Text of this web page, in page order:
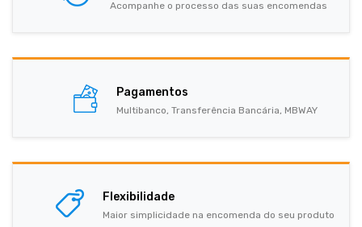
Acompanhe o processo das suas encomendas
Pagamentos
Multibanco, Transferência Bancária, MBWAY
Flexibilidade
Maior simplicidade na encomenda do seu produto